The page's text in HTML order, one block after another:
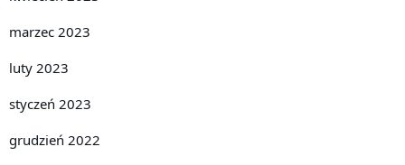
marzec 2023
luty 2023
styczeń 2023
grudzień 2022